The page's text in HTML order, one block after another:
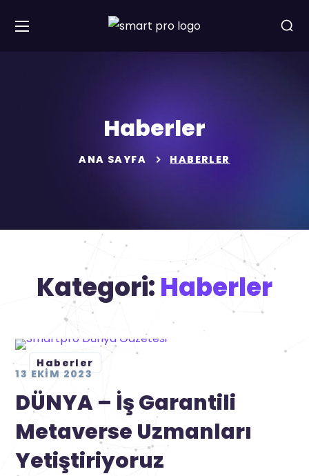
Haberler
ANA SAYFA HABERLER
Kategori:Haberler
Haberler
13 EKIM 2023
DÜNYA – İş Garantili
Metaverse Uzmanları
Yetiştiriyoruz